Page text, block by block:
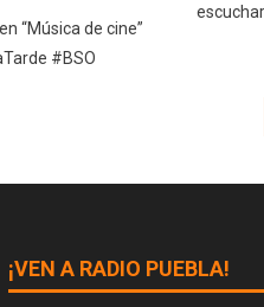
“Música de cine”
#BSO
¡VEN A RADIO PUEBLA!